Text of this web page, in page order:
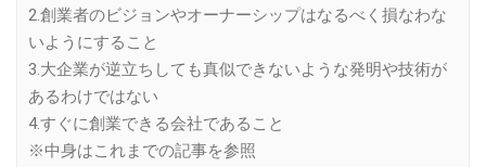
2.創業者のビジョンやオーナーシップはなるべく損なわな
いようにすること
3.大企業が逆立ちしても真似できないような発明や技術が
あるわけではない
4.すぐに創業できる会社であること
※中身はこれまでの記事を参照